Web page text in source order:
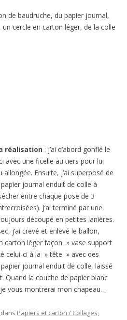
de baudruche, du papier journal,
cercle en carton léger, de la colle
réalisation : j’ai d’abord gonflé le
avec une ficelle au tiers pour lui
Ensuite, j’ai superposé de
journal enduit de colle à
entre chaque pose de 3
J’ai terminé par une
découpé en petites lanières.
j’ai crevé et enlevé le ballon,
carton léger façon » vase support
celui-ci à la » tête » avec des
journal enduit de colle, laissé
Quand la couche de papier blanc
vous montrerai mon chapeau…
Papiers et carton / Collages,